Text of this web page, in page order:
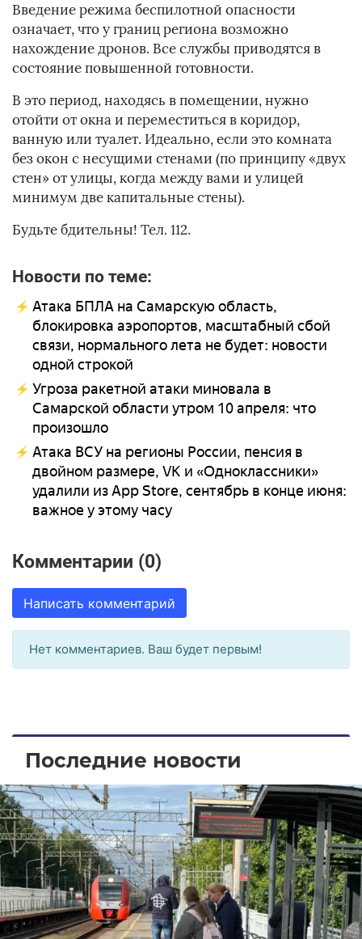
Введение режима беспилотной опасности
означает, что у границ региона возможно
нахождение дронов. Все службы приводятся в
состояние повышенной готовности.
В это период, находясь в помещении, нужно
отойти от окна и переместиться в коридор,
ванную или туалет. Идеально, если это комната
без окон с несущими стенами (по принципу «двух
стен» от улицы, когда между вами и улицей
минимум две капитальные стены).
Будьте бдительны! Тел. 112.
Новости по теме:
Атака БПЛА на Самарскую область,
блокировка аэропортов, масштабный сбой
связи, нормального лета не будет: новости
одной строкой
Угроза ракетной атаки миновала в
Самарской области утром 10 апреля: что
произошло
Атака ВСУ на регионы России, пенсия в
двойном размере, VK и «Одноклассники»
удалили из App Store, сентябрь в конце июня:
важное у этому часу
Комментарии (0)
Написать комментарий
Нет комментариев. Ваш будет первым!
Последние новости